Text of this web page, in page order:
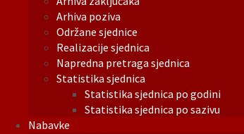
Arhiva poziva
Održane sjednice
Realizacije sjednica
Napredna pretraga sjednica
Statistika sjednica
Statistika sjednica po godini
Statistika sjednica po sazivu
Nabavke